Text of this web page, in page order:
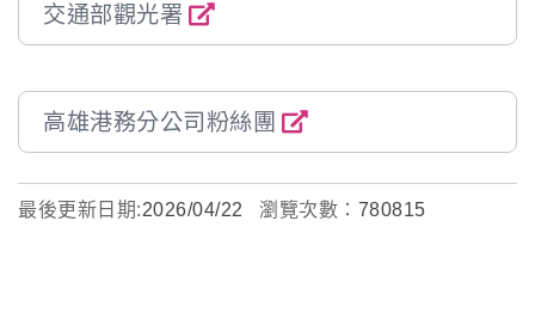
交通部觀光署
高雄港務分公司粉絲團
最後更新日期:2026/04/22 瀏覽次數： 780815